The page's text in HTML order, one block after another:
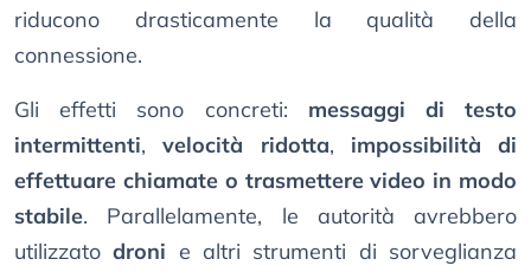
riducono drasticamente la qualità della
connessione.
Gli effetti sono concreti: messaggi di testo
intermittenti,velocità ridotta, impossibilità di
effettuare chiamate o trasmettere video in modo
stabile. Parallelamente, le autorità avrebbero
utilizzatodroni e altri strumenti di sorveglianza